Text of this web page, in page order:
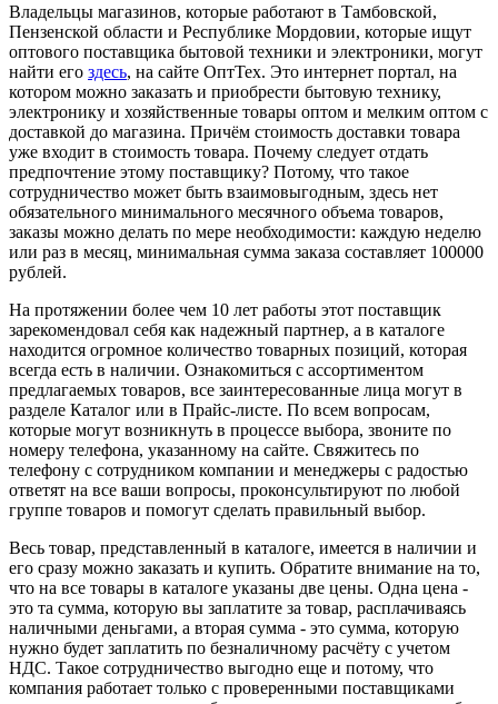
Владельцы магазинов, которые работают в Тамбовской,
Пензенской области и Республике Мордовии, которые ищут
оптового поставщика бытовой техники и электроники, могут
найти его здесь, на сайте ОптТех. Это интернет портал, на
котором можно заказать и приобрести бытовую технику,
электронику и хозяйственные товары оптом и мелким оптом с
доставкой до магазина. Причём стоимость доставки товара
уже входит в стоимость товара. Почему следует отдать
предпочтение этому поставщику? Потому, что такое
сотрудничество может быть взаимовыгодным, здесь нет
обязательного минимального месячного объема товаров,
заказы можно делать по мере необходимости: каждую неделю
или раз в месяц, минимальная сумма заказа составляет 100000
рублей.
На протяжении более чем 10 лет работы этот поставщик
зарекомендовал себя как надежный партнер, а в каталоге
находится огромное количество товарных позиций, которая
всегда есть в наличии. Ознакомиться с ассортиментом
предлагаемых товаров, все заинтересованные лица могут в
разделе Каталог или в Прайс-листе. По всем вопросам,
которые могут возникнуть в процессе выбора, звоните по
номеру телефона, указанному на сайте. Свяжитесь по
телефону с сотрудником компании и менеджеры с радостью
ответят на все ваши вопросы, проконсультируют по любой
группе товаров и помогут сделать правильный выбор.
Весь товар, представленный в каталоге, имеется в наличии и
его сразу можно заказать и купить. Обратите внимание на то,
что на все товары в каталоге указаны две цены. Одна цена -
это та сумма, которую вы заплатите за товар, расплачиваясь
наличными деньгами, а вторая сумма - это сумма, которую
нужно будет заплатить по безналичному расчёту с учетом
НДС. Такое сотрудничество выгодно еще и потому, что
компания работает только с проверенными поставщиками